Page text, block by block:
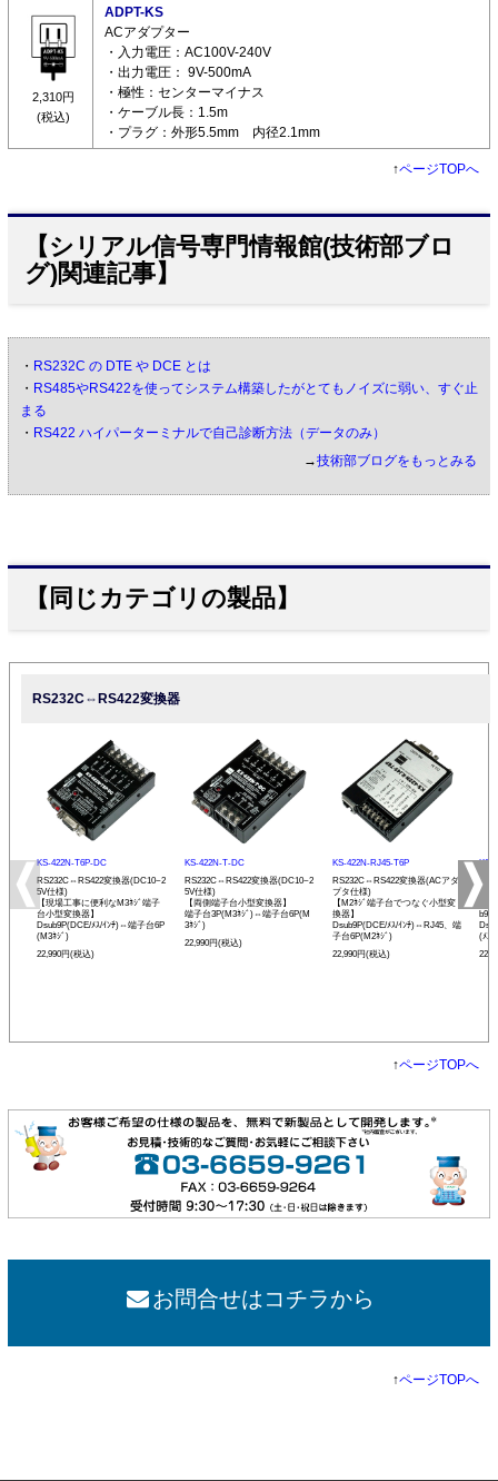
2,310円
(税込)
ADPT-KS
ACアダプター
・入力電圧：AC100V-240V
・出力電圧： 9V-500mA
・極性：センターマイナス
・ケーブル長：1.5m
・プラグ：外形5.5mm 内径2.1mm
↑ページTOPへ
【シリアル信号専門情報館(技術部ブロ
グ)関連記事】
・ RS232C の DTE や DCE とは
・ RS485やRS422を使ってシステム構築したがとてもノイズに弱い、すぐ止
まる
・ RS422 ハイパーターミナルで自己診断方法（データのみ）
→技術部ブログをもっとみる
【同じカテゴリの製品】
RS232C⇔RS422変換器
KS-422N-T6P-DC
RS232C⇔RS422変換器(DC10~2
5V仕様)
【現場工事に便利なM3ﾈｼﾞ端子
台小型変換器】
Dsub9P(DCE/ﾒｽ/ｲﾝﾁ)⇔端子台6P
(M3ﾈｼﾞ)
22,990円(税込)
KS-422N-T-DC
RS232C⇔RS422変換器(DC10~2
5V仕様)
【両側端子台小型変換器】
端子台3P(M3ﾈｼﾞ)⇔端子台6P(M
3ﾈｼﾞ)
22,990円(税込)
KS-422N-RJ45-T6P
RS232C⇔RS422変換器(ACアダ
プタ仕様)
【M2ﾈｼﾞ端子台でつなぐ小型変
換器】
Dsub9P(DCE/ﾒｽ/ｲﾝﾁ)⇔RJ45、端
子台6P(M2ﾈｼﾞ)
22,990円(税込)
KS-
プ
b9
(ﾒｽ/
↑ページTOPへ
お問合せはコチラから
↑ページTOPへ